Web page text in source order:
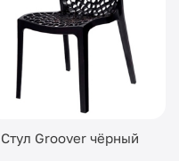
Стул Groover чёрный